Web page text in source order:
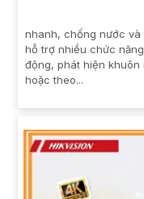
nhanh, chống nước và
hỗ trợ nhiều chức
động, phát hiện khuôn
hoặc theo...